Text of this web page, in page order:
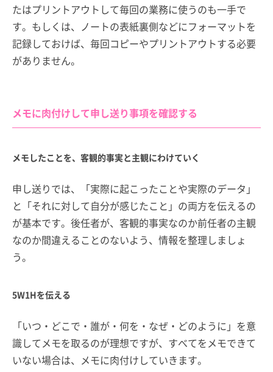
たはプリントアウトして毎回の業務に使うのも一手で
す。もしくは、ノートの表紙裏側などにフォーマットを
記録しておけば、毎回コピーやプリントアウトする必要
がありません。
メモに肉付けして申し送り事項を確認する
メモしたことを、客観的事実と主観にわけていく
申し送りでは、「実際に起こったことや実際のデータ」
と「それに対して自分が感じたこと」の両方を伝えるの
が基本です。後任者が、客観的事実なのか前任者の主観
なのか間違えることのないよう、情報を整理しましょ
う。
5W1Hを伝える
「いつ・どこで・誰が・何を・なぜ・どのように」を意
識してメモを取るのが理想ですが、すべてをメモできて
いない場合は、メモに肉付けしていきます。